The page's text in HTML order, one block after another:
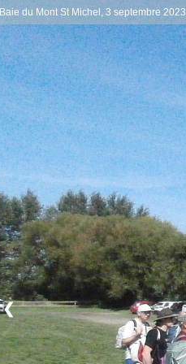
Baie du Mont St Michel, 3 septembre 2023
❮